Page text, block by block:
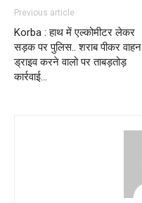
Previous article
Korba : हाथ में एल्कोमीटर लेकर
सड़क पर पुलिस.. शराब पीकर वाहन
ड्राइव करने वालो पर ताबड़तोड़
कार्रवाई…